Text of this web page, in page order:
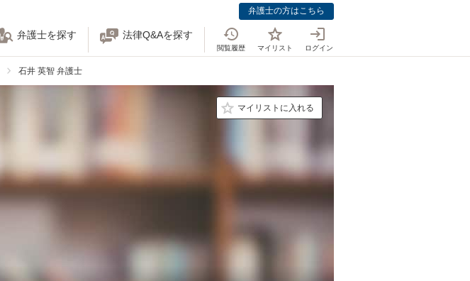
弁護士の方はこちら
弁護士を探す 法律Q&Aを探す
閲覧履歴 マイリスト ログイン
石井 英智 弁護士
マイリストに入れる